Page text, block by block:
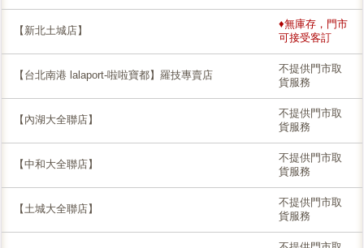
【新北土城店】
♦無庫存，門市
可接受客訂
【台北南港 lalaport-啦啦寶都】羅技專賣店
不提供門市取
貨服務
【內湖大全聯店】
不提供門市取
貨服務
【中和大全聯店】
不提供門市取
貨服務
【土城大全聯店】
不提供門市取
貨服務